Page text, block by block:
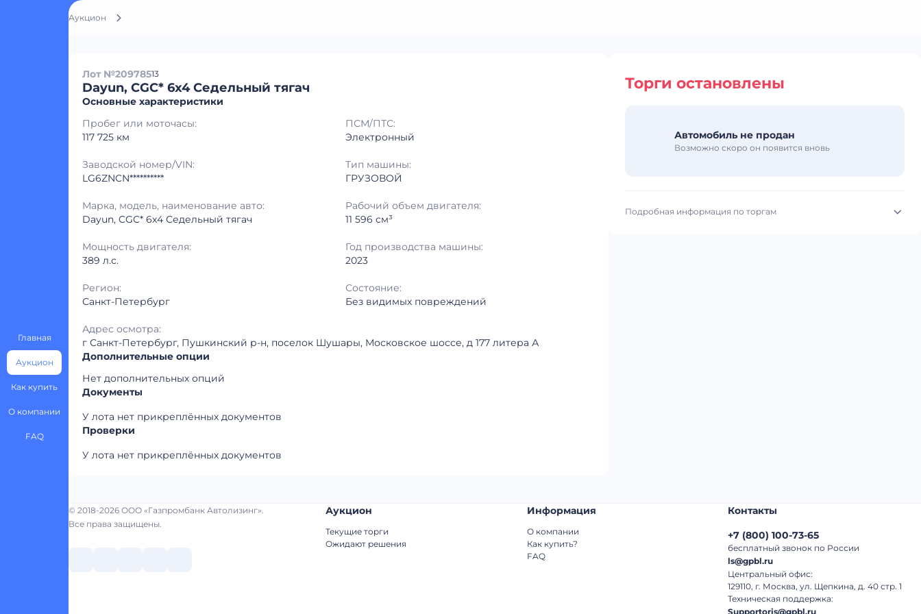
Главная
Аукцион
Как купить
О компании
FAQ
Аукцион
Лот №20978513
Dayun, CGC* 6x4 Седельный тягач
Основные характеристики
Пробег или моточасы:
117 725 км
ПСМ/ПТС:
Электронный
Заводской номер/VIN:
LG6ZNCN**********
Тип машины:
ГРУЗОВОЙ
Марка, модель, наименование авто:
Dayun, CGC* 6x4 Седельный тягач
Рабочий объем двигателя:
11 596 см³
Мощность двигателя:
389 л.с.
Год производства машины:
2023
Регион:
Санкт-Петербург
Состояние:
Без видимых повреждений
Адрес осмотра:
г Санкт-Петербург, Пушкинский р-н, поселок Шушары, Московское шоссе, д 177 литера А
Дополнительные опции
Нет дополнительных опций
Документы
У лота нет прикреплённых документов
Проверки
У лота нет прикреплённых документов
Торги остановлены
Автомобиль не продан
Возможно скоро он появится вновь
Подробная информация по торгам
© 2018-2026 ООО «Газпромбанк Автолизинг».
Все права защищены.
Аукцион
Текущие торги
Ожидают решения
Информация
О компании
Как купить?
FAQ
Контакты
+7 (800) 100-73-65
бесплатный звонок по России
ls@gpbl.ru
Центральный офис:
129110, г. Москва, ул. Щепкина, д. 40 стр. 1
Техническая поддержка:
Supportoris@gpbl.ru